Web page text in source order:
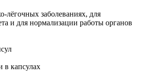
лёгочных заболеваниях, для
и для нормализации работы органов
в капсулах